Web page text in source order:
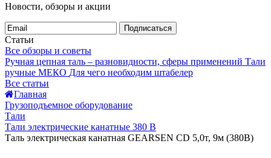
Новости, обзоры и акции
Подписаться
Статьи
Все обзоры и советы
Ручная цепная таль – разновидности, сферы применений Тали
ручные МЕКО Для чего необходим штабелер
Все статьи
Главная
Грузоподъемное оборудование
Тали
Тали электрические канатные 380 В
Таль электрическая канатная GEARSEN CD 5,0т, 9м (380В)